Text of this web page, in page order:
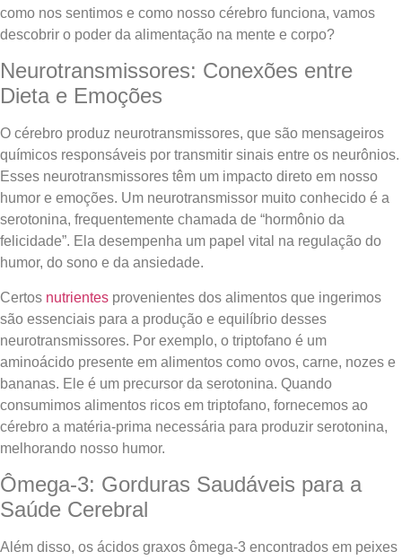
como nos sentimos e como nosso cérebro funciona, vamos
descobrir o poder da alimentação na mente e corpo?
Neurotransmissores: Conexões entre
Dieta e Emoções
O cérebro produz neurotransmissores, que são mensageiros
químicos responsáveis por transmitir sinais entre os neurônios.
Esses neurotransmissores têm um impacto direto em nosso
humor e emoções. Um neurotransmissor muito conhecido é a
serotonina, frequentemente chamada de “hormônio da
felicidade”. Ela desempenha um papel vital na regulação do
humor, do sono e da ansiedade.
Certos nutrientes provenientes dos alimentos que ingerimos
são essenciais para a produção e equilíbrio desses
neurotransmissores. Por exemplo, o triptofano é um
aminoácido presente em alimentos como ovos, carne, nozes e
bananas. Ele é um precursor da serotonina. Quando
consumimos alimentos ricos em triptofano, fornecemos ao
cérebro a matéria-prima necessária para produzir serotonina,
melhorando nosso humor.
Ômega-3: Gorduras Saudáveis para a
Saúde Cerebral
Além disso, os ácidos graxos ômega-3 encontrados em peixes